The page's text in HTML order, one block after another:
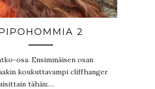
2
osa. Ensimmäisen osan
koukuttavampi cliffhanger
tähän:…